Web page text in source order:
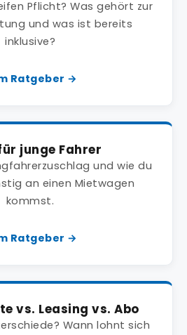
Pflicht? Was gehört zur
und was ist bereits
inklusive?
Ratgeber →
junge Fahrer
und wie du
an einen Mietwagen
kommst.
Ratgeber →
vs. Leasing vs. Abo
Wann lohnt sich